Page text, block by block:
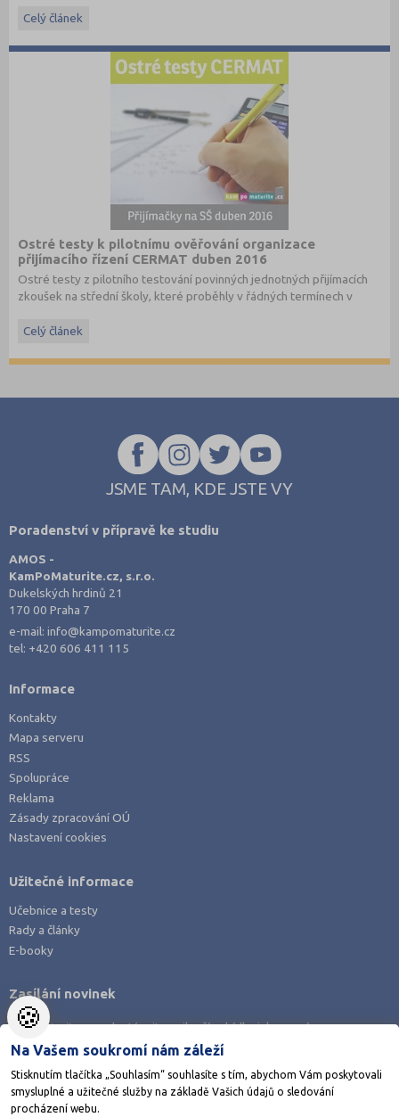
Celý článek
Ostré testy k pilotnímu ověřování organizace
přijímacího řízení CERMAT duben 2016
Ostré testy z pilotního testování povinných jednotných přijímacích
zkoušek na střední školy, které proběhly v řádných termínech v
Stáhněte si ostré i ilustrační testy
Celý článek
JSME TAM, KDE JSTE VY
Poradenství v přípravě ke studiu
AMOS -
KamPoMaturite.cz, s.r.o.
Dukelských hrdinů 21
170 00 Praha 7
e-mail:info@kampomaturite.cz
tel: +420 606 411 115
Informace
Kontakty
Mapa serveru
RSS
Spolupráce
Reklama
Zásady zpracování OÚ
Nastavení cookies
Užitečné informace
Učebnice a testy
Rady a články
E-booky
Zasílání novinek
Zaregistrujte se a dostávejte nejlepší nabídky jako první.
🍪
Na Vašem soukromí nám záleží
Stisknutím tlačítka „Souhlasím“ souhlasíte s tím, abychom Vám poskytovali
smysluplné a užitečné služby na základě Vašich údajů o sledování
procházení webu.